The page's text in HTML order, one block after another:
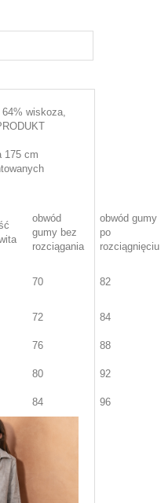
64% wiskoza,
175 cm
obwód
gumy bez
rozciągania
obwód gumy
po
rozciągnięciu
70 82
72 84
76 88
80 92
84 96